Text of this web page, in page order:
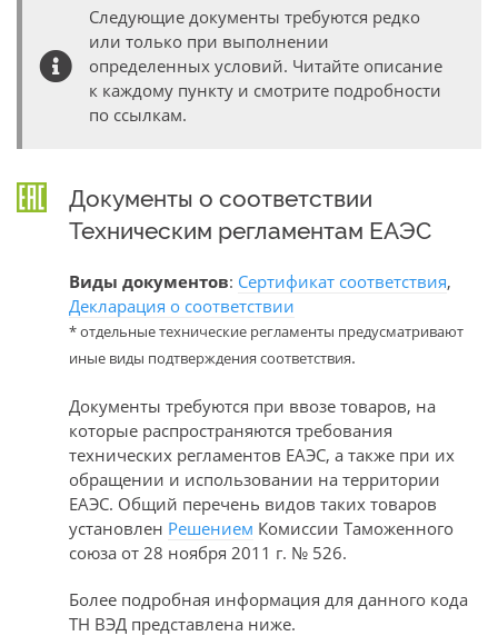
Следующие документы требуются редко
или только при выполнении
определенных условий. Читайте описание
к каждому пункту и смотрите подробности
по ссылкам.
Документы о соответствии
Техническим регламентам ЕАЭС
Виды документов: Сертификат соответствия,
Декларация о соответствии
* отдельные технические регламенты предусматривают
иные виды подтверждения соответствия.
Документы требуются при ввозе товаров, на
которые распространяются требования
технических регламентов ЕАЭС, а также при их
обращении и использовании на территории
ЕАЭС. Общий перечень видов таких товаров
установлен Решением Комиссии Таможенного
союза от 28 ноября 2011 г. № 526.
Более подробная информация для данного кода
ТН ВЭД представлена ниже.